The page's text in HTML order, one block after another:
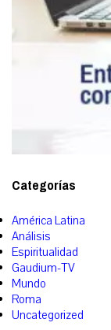
Categorías
América Latina
Análisis
Espiritualidad
Gaudium-TV
Mundo
Roma
Uncategorized